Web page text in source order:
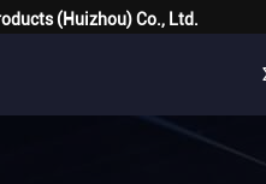
(Huizhou) Co., Ltd.